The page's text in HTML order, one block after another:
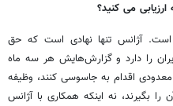
می کنید؟
است. آژانس تنها نهادی است که حق
را دارد و گزارش‌هایش هر سه ماه
اقدام به جاسوسی کنند، وظیفه
بگیرند، نه اینکه همکاری با آژانس